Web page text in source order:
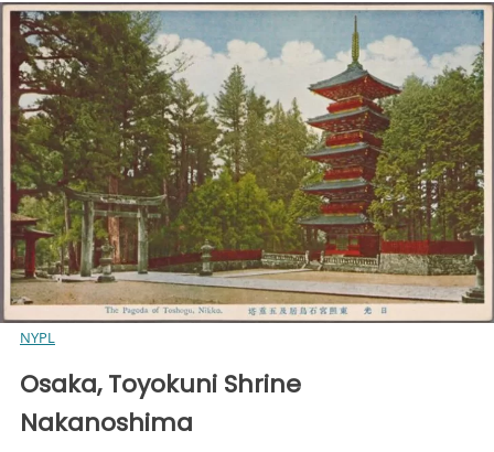
NYPL
Osaka, Toyokuni Shrine
Nakanoshima